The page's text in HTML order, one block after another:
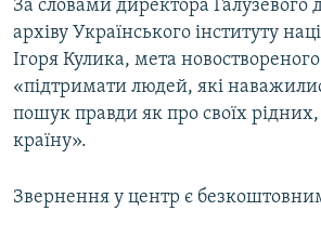
За словами директора Галузевого
архіву Українського інституту
Ігоря Кулика, мета
«підтримати людей, які
пошук правди як про своїх рідних,
країну».
Звернення у центр є